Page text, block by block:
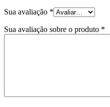
Sua avaliação *
Sua avaliação sobre o produto *